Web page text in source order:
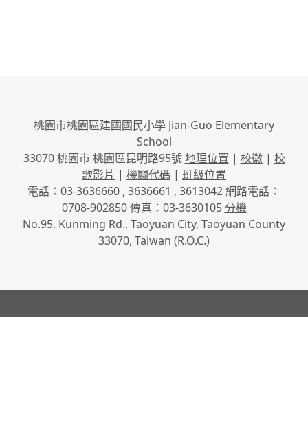
桃園市桃園區建國國民小學 Jian-Guo Elementary
School
33070 桃園市 桃園區昆明路95號地理位置 | 校徽| 校
歌影片 | 機關代碼 | 班級位置
電話：03-3636660 , 3636661 , 3613042 網路電話：
0708-902850 傳真：03-3630105分機
No.95, Kunming Rd., Taoyuan City, Taoyuan County
33070, Taiwan (R.O.C.)